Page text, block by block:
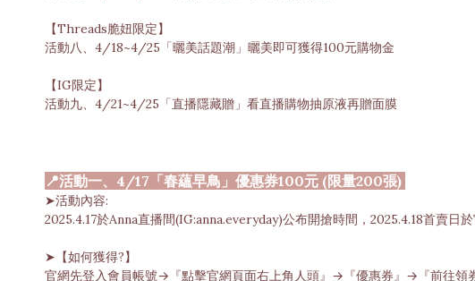
【Threads脆妞限定】
活動八、4/18~4/25「曬美話題潮」曬美即可獲得100元購物金
【IG限定】
活動九、4/21~4/25「直播隱藏贈」看直播購物抽原液再贈面膜
📍活動一、4/17「春蘊早鳥」優惠券100元 (限量200張)
➤活動內容:
2025.4.17於Anna直播間(IG:anna.everyday)公布開搶時間，2025.4.18首賣日
➤【如何獲得?】
官網先登入會員帳號→『點擊官網頁面右上角人頭』→『優惠券』→『前往領